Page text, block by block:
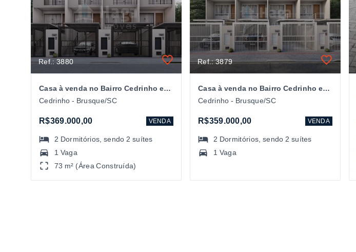
Ref.: 3880
Casa à venda no Bairro Cedrinho em Brusque/SC
Cedrinho - Brusque/SC
R$369.000,00 VENDA
2 Dormitórios , sendo 2 suítes
1 Vaga
73 m² (Área Construída)
Ref.: 3879
Casa à venda no Bairro Cedrinho em BrusqueSC
Cedrinho - Brusque/SC
R$359.000,00 VENDA
2 Dormitórios , sendo 2 suítes
1 Vaga